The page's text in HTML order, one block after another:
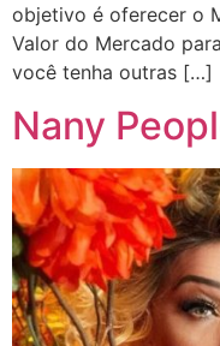
objetivo é oferecer o
Valor do Mercado
você tenha outras […]
Nany